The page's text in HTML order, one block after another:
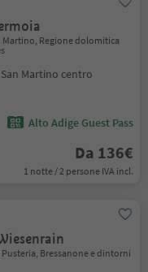
Martino, Regione dolomitica
Martino centro
Alto Adige Guest Pass
Da 136€
1 notte / 2 persone IVA incl.
Pusteria, Bressanone e dintorni